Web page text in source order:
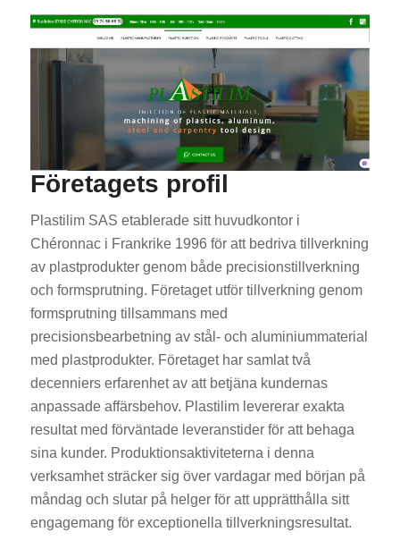
Företagets profil
Plastilim SAS etablerade sitt huvudkontor i
Chéronnac i Frankrike 1996 för att bedriva tillverkning
av plastprodukter genom både precisionstillverkning
och formsprutning. Företaget utför tillverkning genom
formsprutning tillsammans med
precisionsbearbetning av stål- och aluminiummaterial
med plastprodukter. Företaget har samlat två
decenniers erfarenhet av att betjäna kundernas
anpassade affärsbehov. Plastilim levererar exakta
resultat med förväntade leveranstider för att behaga
sina kunder. Produktionsaktiviteterna i denna
verksamhet sträcker sig över vardagar med början på
måndag och slutar på helger för att upprätthålla sitt
engagemang för exceptionella tillverkningsresultat.